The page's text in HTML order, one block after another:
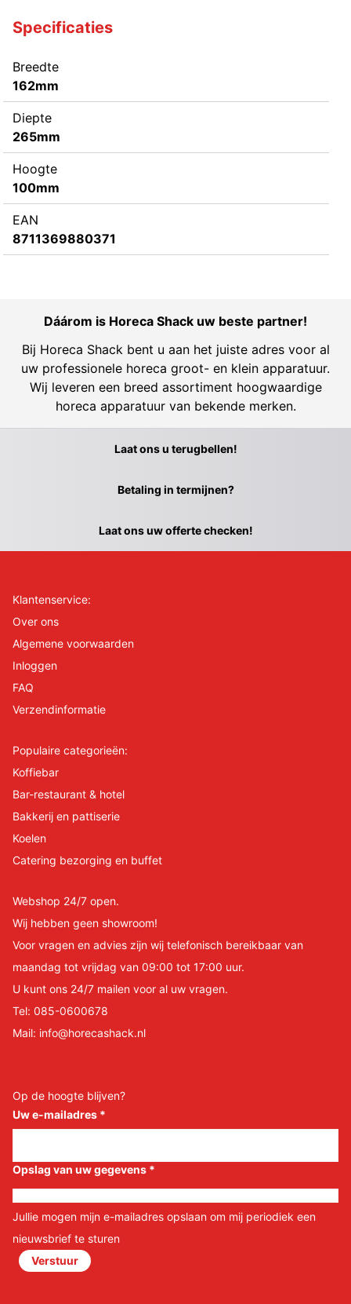
Specificaties
Breedte
162mm
Diepte
265mm
Hoogte
100mm
EAN
8711369880371
Dáárom is Horeca Shack uw beste partner!
Bij Horeca Shack bent u aan het juiste adres voor al
uw professionele horeca groot- en klein apparatuur.
Wij leveren een breed assortiment hoogwaardige
horeca apparatuur van bekende merken.
Laat ons u terugbellen!
Betaling in termijnen?
Laat ons uw offerte checken!
Klantenservice:
Over ons
Algemene voorwaarden
Inloggen
FAQ
Verzendinformatie
Populaire categorieën:
Koffiebar
Bar-restaurant & hotel
Bakkerij en pattiserie
Koelen
Catering bezorging en buffet
Webshop 24/7 open.
Wij hebben geen showroom!
Voor vragen en advies zijn wij telefonisch bereikbaar van
maandag tot vrijdag van 09:00 tot 17:00 uur.
U kunt ons 24/7 mailen voor al uw vragen.
Tel: 085-0600678
Mail: info@horecashack.nl
Op de hoogte blijven?
Uw e-mailadres *
Opslag van uw gegevens *
Jullie mogen mijn e-mailadres opslaan om mij periodiek een
nieuwsbrief te sturen
Verstuur